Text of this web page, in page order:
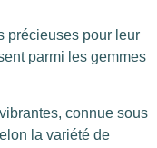
précieuses pour leur
parmi les gemmes
connue sous
la variété de